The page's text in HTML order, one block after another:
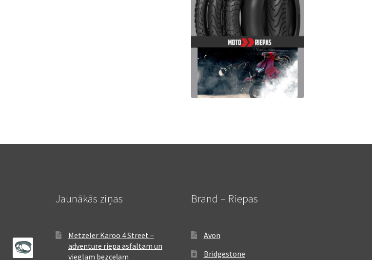
Jaunākās ziņas
Metzeler Karoo 4 Street –
adventure riepa asfaltam un
vieglam bezceļam
Brand – Riepas
Avon
Bridgestone